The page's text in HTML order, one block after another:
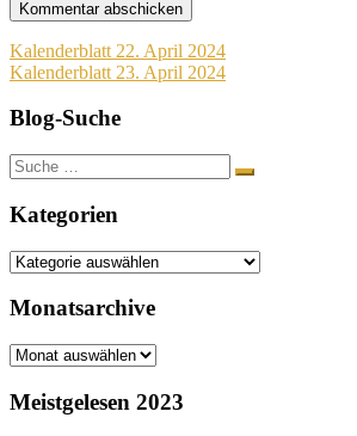
Beitragsnavigation
Kalenderblatt 22. April 2024
Kalenderblatt 23. April 2024
Blog-Suche
Suche
nach:
Kategorien
Kategorien
Monatsarchive
Monatsarchive
Meistgelesen 2023